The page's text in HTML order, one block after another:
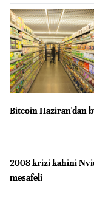
Bitcoin Haziran'dan
2008 krizi kahini
mesafeli